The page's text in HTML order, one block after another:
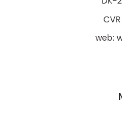
web: